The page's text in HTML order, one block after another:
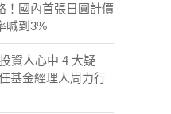
！國內首張日圓計價
喊到3%
資人心中 4 大疑
基金經理人周力行